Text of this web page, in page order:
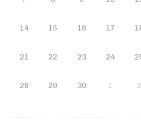
14 15 16 17
21 22 23 24
28 29 30 1 2